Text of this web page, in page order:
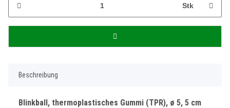
Stk
Beschreibung
Blinkball, thermoplastisches Gummi (TPR), ø 5, 5 cm